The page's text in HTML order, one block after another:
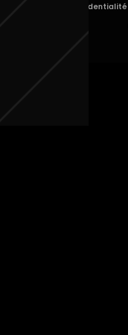
Politique de confidentialité